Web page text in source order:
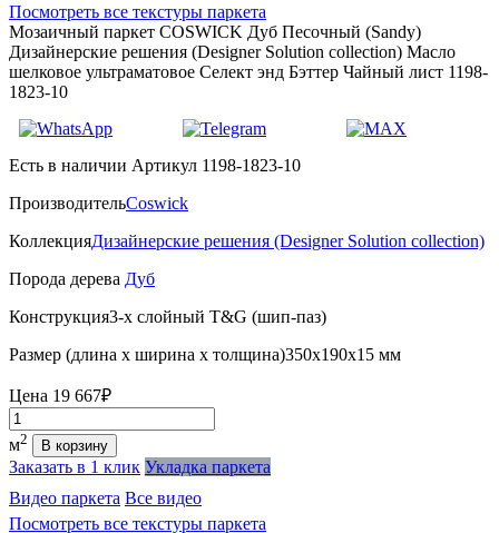
Посмотреть все текстуры паркета
Мозаичный паркет COSWICK Дуб Песочный (Sandy)
Дизайнерские решения (Designer Solution collection) Масло
шелковое ультраматовое Селект энд Бэттер Чайный лист 1198-
1823-10
Есть в наличии Артикул 1198-1823-10
ПроизводительCoswick
КоллекцияДизайнерские решения (Designer Solution collection)
Порода дерева Дуб
Конструкция3-х слойный T&G (шип-паз)
Размер (длина х ширина х толщина)350х190х15 мм
Цена 19 667₽
Количество
м2 В корзину
Заказать в 1 клик Укладка паркета
Видео паркета Все видео
Посмотреть все текстуры паркета